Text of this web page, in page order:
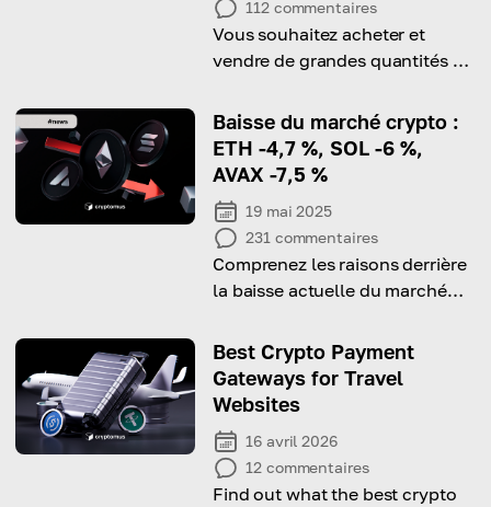
112 commentaires
Vous souhaitez acheter et
vendre de grandes quantités de
base pour le faire de manière
sûre et efficace.
Baisse du marché crypto :
ETH -4,7 %, SOL -6 %,
AVAX -7,5 %
19 mai 2025
231 commentaires
Comprenez les raisons derrière
la baisse actuelle du marché
notables sur les principales
cryptomonnaies.
Best Crypto Payment
Gateways for Travel
Websites
16 avril 2026
12 commentaires
Find out what the best crypto